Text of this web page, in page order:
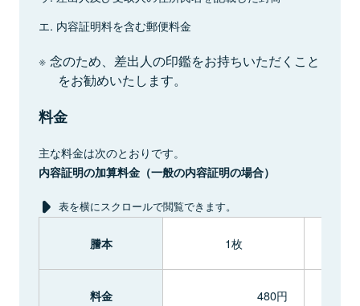
エ. 内容証明料を含む郵便料金
念のため、差出人の印鑑をお持ちいただくこと
をお勧めいたします。
料金
主な料金は次のとおりです。
内容証明の加算料金（一般の内容証明の場合）
表を横にスクロールで閲覧できます。
謄本 1枚
料金 480円